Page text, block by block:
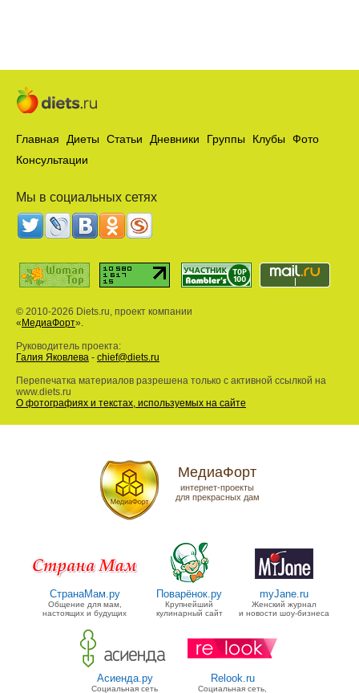
Главная Диеты Статьи Дневники Группы Клубы
Фото
Консультации
Мы в социальных сетях
© 2010-2026 Diets.ru, проект компании
«МедиаФорт».
Руководитель проекта:
Галия Яковлева - chief@diets.ru
Перепечатка материалов разрешена только с активной ссылкой на
www.diets.ru
О фотографиях и текстах, используемых на сайте
МедиаФорт
интернет-проекты
для прекрасных дам
СтранаМам.ру
Общение для мам,
настоящих и будущих
Поварёнок.ру
Крупнейший
кулинарный сайт
myJane.ru
Женский журнал
и новости шоу-бизнеса
Асиенда.ру
Социальная сеть
Relook.ru
Социальная сеть,